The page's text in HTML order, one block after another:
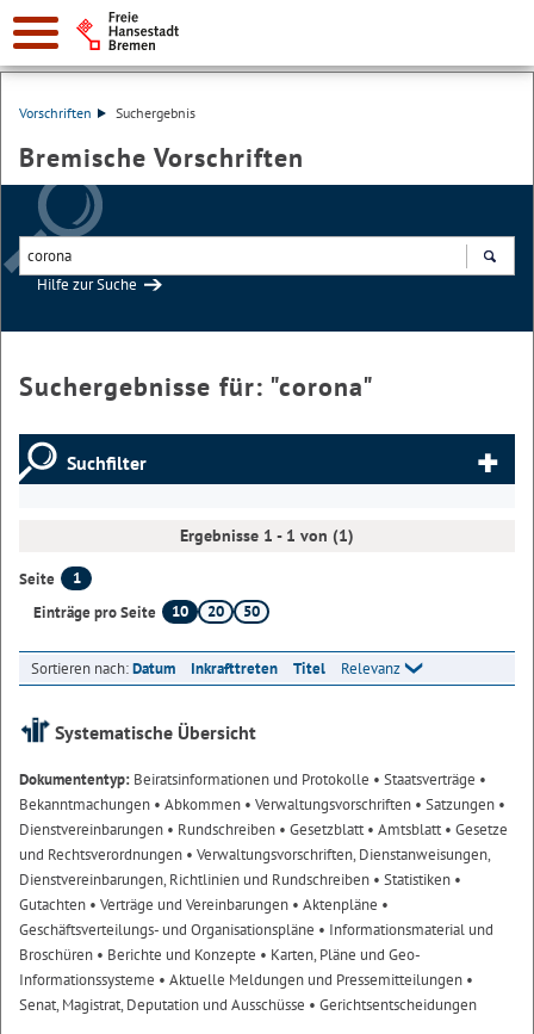
Vorschriften Suchergebnis
Bremische Vorschriften
Hilfe zur Suche
Suchergebnisse für: "corona"
Suchfilter
Ergebnisse 1 - 1 von (1)
Seite
1
Einträge pro Seite
10 20 50
Sortieren nach:Datum Inkrafttreten Titel Relevanz
Systematische Übersicht
Dokumententyp: Beiratsinformationen und Protokolle • Staatsverträge •
Bekanntmachungen • Abkommen • Verwaltungsvorschriften • Satzungen •
Dienstvereinbarungen • Rundschreiben • Gesetzblatt• Amtsblatt• Gesetze
und Rechtsverordnungen • Verwaltungsvorschriften, Dienstanweisungen,
Dienstvereinbarungen, Richtlinien und Rundschreiben • Statistiken •
Gutachten • Verträge und Vereinbarungen • Aktenpläne •
Geschäftsverteilungs- und Organisationspläne • Informationsmaterial und
Broschüren • Berichte und Konzepte • Karten, Pläne und Geo-
Informationssysteme • Aktuelle Meldungen und Pressemitteilungen •
Senat, Magistrat, Deputation und Ausschüsse • Gerichtsentscheidungen